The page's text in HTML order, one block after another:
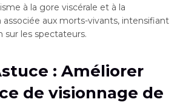
à la gore viscérale et à la
aux morts-vivants, intensifiant
sur les spectateurs.
: Améliorer
de visionnage de